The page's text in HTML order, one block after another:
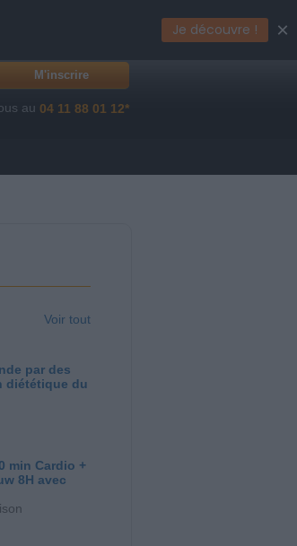
M'inscrire
au 04 11 88 01 12*
Voir tout
par des
diététique du
min Cardio +
8H avec
Je découvre ! ×